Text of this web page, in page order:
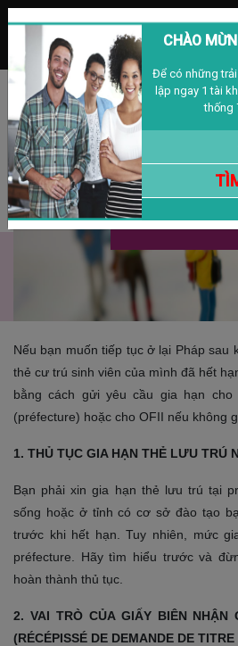
MENU
Đăng nhập Đăng ký
Gia Hạn Thẻ
30/10/2020
Nếu bạn muốn tiếp tục ở lại Pháp sau
thẻ cư trú sinh viên của mình đã hết
bằng cách gửi yêu cầu gia hạn cho
(préfecture) hoặc cho OFII nếu không
1. THỦ TỤC GIA HẠN THẺ LƯU TRÚ
Bạn phải xin gia hạn thẻ lưu trú tại
sống hoặc ở tỉnh có cơ sở đào tạo
trước khi hết hạn. Tuy nhiên, mức
préfecture. Hãy tìm hiểu trước và
hoàn thành thủ tục.
2. VAI TRÒ CỦA GIẤY BIÊN NHẬN
(RÉCÉPISSÉ DE DEMANDE DE
CHÀO
Để có những
lập ngay 1 tài
thống